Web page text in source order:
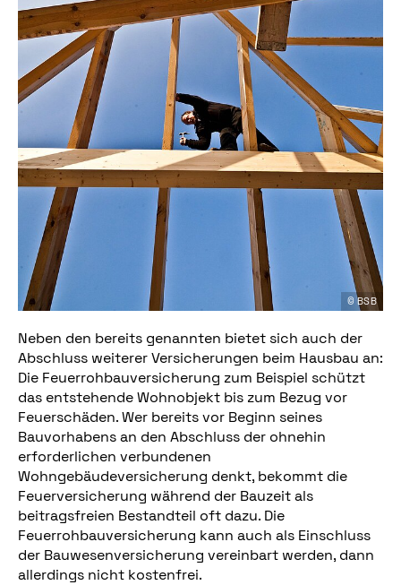
© BSB
Neben den bereits genannten bietet sich auch der
Abschluss weiterer Versicherungen beim Hausbau an:
Die Feuerrohbauversicherung zum Beispiel schützt
das entstehende Wohnobjekt bis zum Bezug vor
Feuerschäden. Wer bereits vor Beginn seines
Bauvorhabens an den Abschluss der ohnehin
erforderlichen verbundenen
Wohngebäudeversicherung denkt, bekommt die
Feuerversicherung während der Bauzeit als
beitragsfreien Bestandteil oft dazu. Die
Feuerrohbauversicherung kann auch als Einschluss
der Bauwesenversicherung vereinbart werden, dann
allerdings nicht kostenfrei.